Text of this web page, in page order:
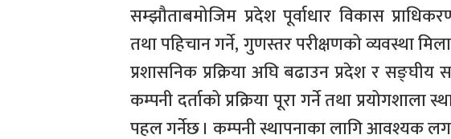
सम्झौताबमोजिम प्रदेश पूर्वाधार विकास
तथा पहिचान गर्ने, गुणस्तर परीक्षणको व्यवस्था
प्रशासनिक प्रक्रिया अघि बढाउन प्रदेश र
कम्पनी दर्ताको प्रक्रिया पूरा गर्ने तथा
पहल गर्नेछ । कम्पनी स्थापनाका लागि आवश्यक